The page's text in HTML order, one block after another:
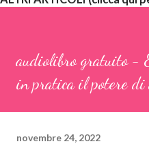
audiolibro gratuito -
in pratica il potere di
novembre 24, 2022